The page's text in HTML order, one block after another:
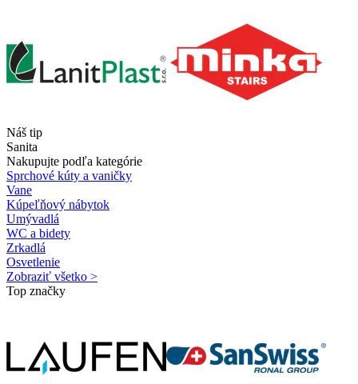
Náš tip
Sanita
Nakupujte podľa kategórie
Sprchové kúty a vaničky
Vane
Kúpeľňový nábytok
Umývadlá
WC a bidety
Zrkadlá
Osvetlenie
Zobraziť všetko >
Top značky